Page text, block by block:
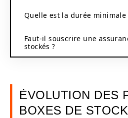
Quelle est la durée minimale
Faut-il souscrire une
stockés ?
ÉVOLUTION DES
BOXES DE